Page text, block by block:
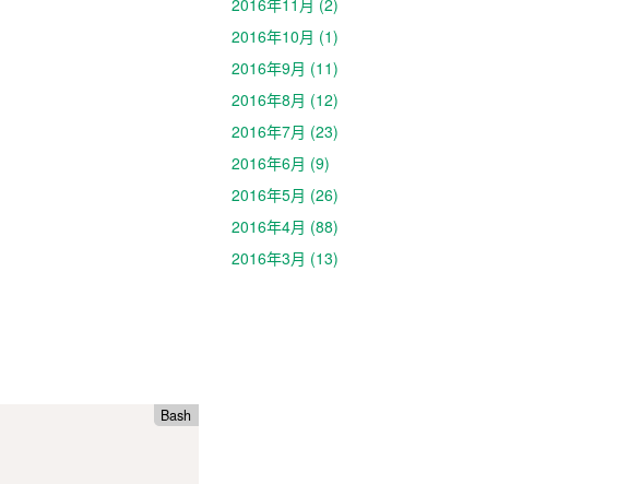
Bash
2016年10月 (1)
2016年9月 (11)
2016年8月 (12)
2016年7月 (23)
2016年6月 (9)
2016年5月 (26)
2016年4月 (88)
2016年3月 (13)